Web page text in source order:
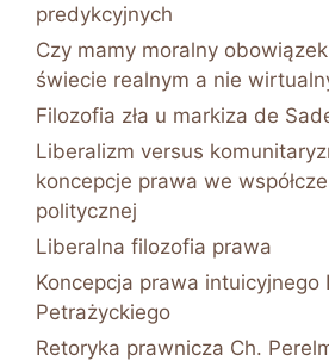
predykcyjnych
Czy mamy moralny
świecie realnym a nie
Filozofia zła u markiza de
Liberalizm versus
koncepcje prawa we
politycznej
Liberalna filozofia prawa
Koncepcja prawa intuicyjnego
Petrażyckiego
Retoryka prawnicza Ch.